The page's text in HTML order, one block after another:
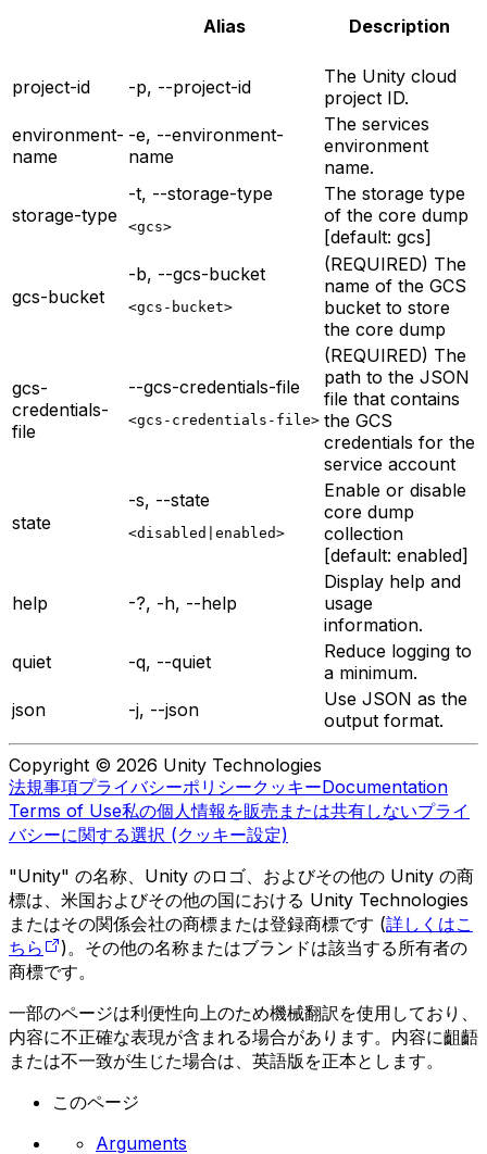
Alias Description
project-id -p, --project-id
The Unity cloud
project ID.
environment-
name
-e, --environment-
name
The services
environment
name.
storage-type
-t, --storage-type
<gcs>
The storage type
of the core dump
[default: gcs]
gcs-bucket
-b, --gcs-bucket
<gcs-bucket>
(REQUIRED) The
name of the GCS
bucket to store
the core dump
gcs-
credentials-
file
--gcs-credentials-file
<gcs-credentials-file>
(REQUIRED) The
path to the JSON
file that contains
the GCS
credentials for the
service account
state
-s, --state
<disabled|enabled>
Enable or disable
core dump
collection
[default: enabled]
help -?, -h, --help
Display help and
usage
information.
quiet
-q, --quiet
Reduce logging to
a minimum.
json
-j, --json
Use JSON as the
output format.
Copyright © 2026 Unity Technologies
法規事項プライバシーポリシークッキーDocumentation
Terms of Use私の個人情報を販売または共有しないプライ
バシーに関する選択 (クッキー設定)
"Unity" の名称、Unity のロゴ、およびその他の Unity の商
標は、米国およびその他の国における Unity Technologies
またはその関係会社の商標または登録商標です (詳しくはこ
ちら
)。その他の名称またはブランドは該当する所有者の
商標です。
一部のページは利便性向上のため機械翻訳を使用しており、
内容に不正確な表現が含まれる場合があります。内容に齟齬
または不一致が生じた場合は、英語版を正本とします。
このページ
Arguments